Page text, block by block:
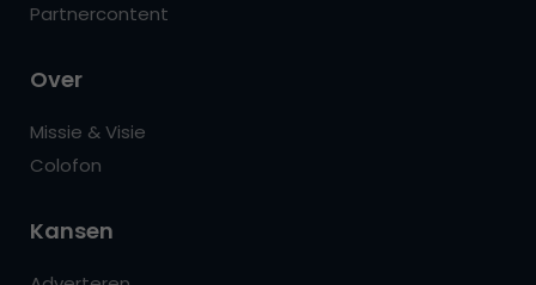
Partnercontent
Over
Missie & Visie
Colofon
Kansen